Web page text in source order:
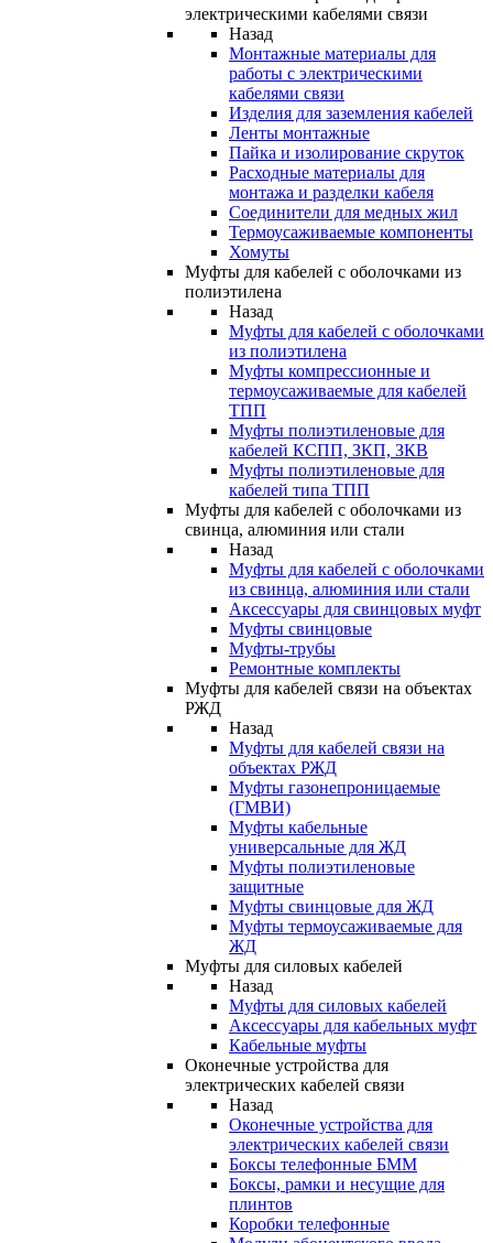
электрическими кабелями связи
Назад
Монтажные материалы для
работы с электрическими
кабелями связи
Изделия для заземления кабелей
Ленты монтажные
Пайка и изолирование скруток
Расходные материалы для
монтажа и разделки кабеля
Соединители для медных жил
Термоусаживаемые компоненты
Хомуты
Муфты для кабелей с оболочками из
полиэтилена
Назад
Муфты для кабелей с оболочками
из полиэтилена
Муфты компрессионные и
термоусаживаемые для кабелей
ТПП
Муфты полиэтиленовые для
кабелей КСПП, ЗКП, ЗКВ
Муфты полиэтиленовые для
кабелей типа ТПП
Муфты для кабелей с оболочками из
свинца, алюминия или стали
Назад
Муфты для кабелей с оболочками
из свинца, алюминия или стали
Аксессуары для свинцовых муфт
Муфты свинцовые
Муфты-трубы
Ремонтные комплекты
Муфты для кабелей связи на объектах
РЖД
Назад
Муфты для кабелей связи на
объектах РЖД
Муфты газонепроницаемые
(ГМВИ)
Муфты кабельные
универсальные для ЖД
Муфты полиэтиленовые
защитные
Муфты свинцовые для ЖД
Муфты термоусаживаемые для
ЖД
Муфты для силовых кабелей
Назад
Муфты для силовых кабелей
Аксессуары для кабельных муфт
Кабельные муфты
Оконечные устройства для
электрических кабелей связи
Назад
Оконечные устройства для
электрических кабелей связи
Боксы телефонные БММ
Боксы, рамки и несущие для
плинтов
Коробки телефонные